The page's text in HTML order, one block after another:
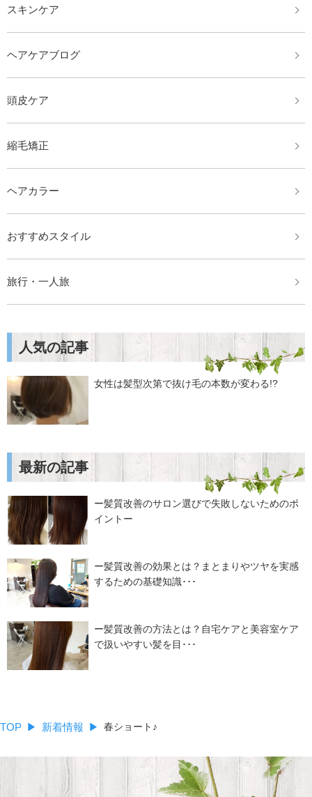
スキンケア
ヘアケアブログ
頭皮ケア
縮毛矯正
ヘアカラー
おすすめスタイル
旅行・一人旅
人気の記事
女性は髪型次第で抜け毛の本数が変わる!?
最新の記事
ー髪質改善のサロン選びで失敗しないためのポ
イントー
ー髪質改善の効果とは？まとまりやツヤを実感
するための基礎知識･･･
ー髪質改善の方法とは？自宅ケアと美容室ケア
で扱いやすい髪を目･･･
TOP 新着情報 春ショート♪